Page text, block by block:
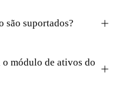
são suportados?
módulo de ativos do